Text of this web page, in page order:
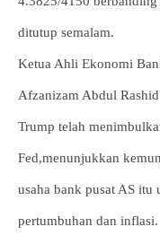
ditutup semalam.
Ketua Ahli Ekonomi
Afzanizam Abdul
Trump telah
Fed,menunjukkan
usaha bank pusat AS itu
pertumbuhan dan inflasi.